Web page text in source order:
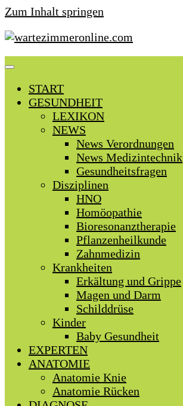
Zum Inhalt springen
START
GESUNDHEIT
LEXIKON
NEWS
News Verordnungen
News Medizintechnik
Gesundheitsfragen
Disziplinen
HNO
Homöopathie
Bioresonanztherapie
Pflanzenheilkunde
Zahnmedizin
Krankheiten
Erkältung und Grippe
Magen und Darm
Schilddrüse
Kinder
Baby Gesundheit
EXPERTEN
ANATOMIE
Anatomie Knie
Anatomie Rücken